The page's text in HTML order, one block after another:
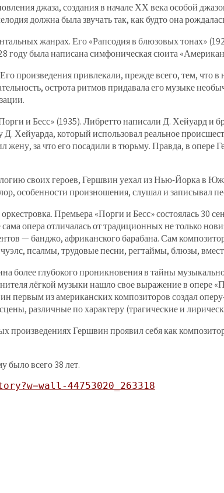
джаза, создания в начале ХХ века особой
должна была звучать так, как будто она
жанрах. Его «Рапсодия в блюзовых тонах»
году была написана симфоническая сюита
произведения привлекали, прежде всего, тем, что
острота ритмов придавала его музыке
и Бесс» (1935). Либретто написали Д. Хейуард
Д. Хейуарда, который использовал реальное
жену, за что его посадили в тюрьму. Правда, в опере
своих героев, Гершвин уехал из Нью-Йорка
особенности произношения, слушал и записывал
Премьера «Порги и Бесс» состоялась 30
опера отличалась от традиционных не только
— банджо, африканского барабана. Сам
псалмы, трудовые песни, регтаймы, блюзы,
более глубокого проникновения в тайны
лёгкой музыки нашло свое выражение в опере
первым из американских композиторов создал
различные по характеру (трагические и
произведениях Гершвин проявил себя как
было всего 38 лет.
44753020_263318